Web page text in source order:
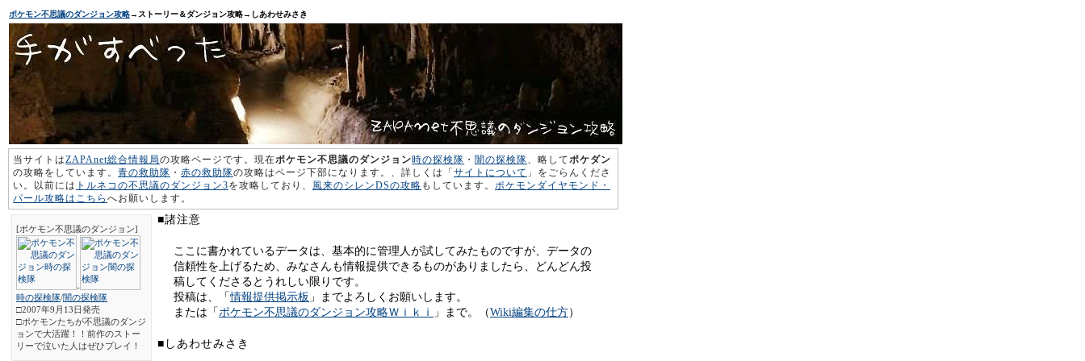
ポケモン不思議のダンジョン攻略→ストーリー＆ダンジョン攻略→しあわせみさき
当サイトはZAPAnet総合情報局の攻略ページです。現在ポケモン不思議のダンジョン時の探検隊 ・ 闇の探検隊、略してポケダン
の攻略をしています。 青の救助隊 ・ 赤の救助隊の攻略はページ下部になります。、詳しくは「 サイトについて 」をごらんくださ
い。以前には トルネコの不思議のダンジョン3を攻略しており、 風来のシレンDSの攻略 もしています。 ポケモンダイヤモンド・
パール攻略はこちら へお願いします。
[ポケモン不思議のダンジョン]
-
時の探検隊/闇の探検隊
□2007年9月13日発売
□ポケモンたちが不思議のダンジ
ョンで大活躍！！前作のストー
リーで泣いた人はぜひプレイ！
■諸注意
ここに書かれているデータは、基本的に管理人が試してみたものですが、データの
信頼性を上げるため、みなさんも情報提供できるものがありましたら、どんどん投
稿してくださるとうれしい限りです。
投稿は、「情報提供掲示板 」までよろしくお願いします。
または「 ポケモン不思議のダンジョン攻略Ｗｉｋｉ 」まで。（Wiki編集の仕方）
■しあわせみさき